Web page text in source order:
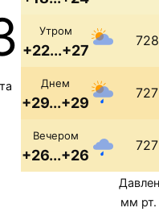
Утром
+22...+27
728
Днем
+29...+29
727
Вечером
+26...+26
727
мм рт.